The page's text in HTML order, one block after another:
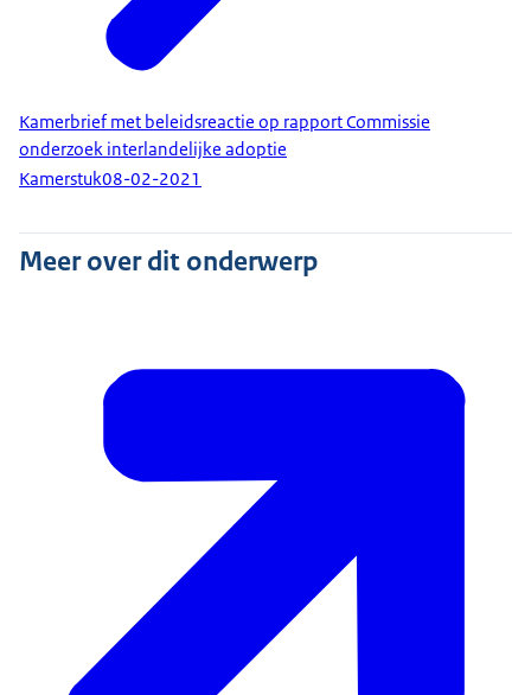
Kamerbrief met beleidsreactie op rapport Commissie
onderzoek interlandelijke adoptie
Kamerstuk08-02-2021
Meer over dit onderwerp